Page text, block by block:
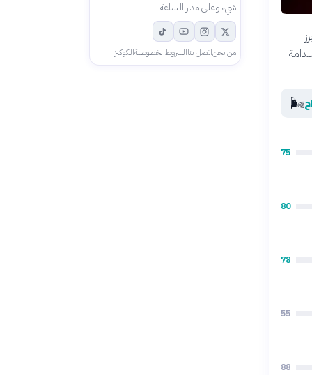
🌬️
75
80
78
55
88
شيء وعلى مدار الساعة
من نحناتصل بناالشروطالخصوصيةالكوكيز